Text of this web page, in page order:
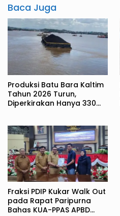
Baca Juga
Produksi Batu Bara Kaltim
Tahun 2026 Turun,
Diperkirakan Hanya 330
Fraksi PDIP Kukar Walk Out
pada Rapat Paripurna
Bahas KUA-PPAS APBD